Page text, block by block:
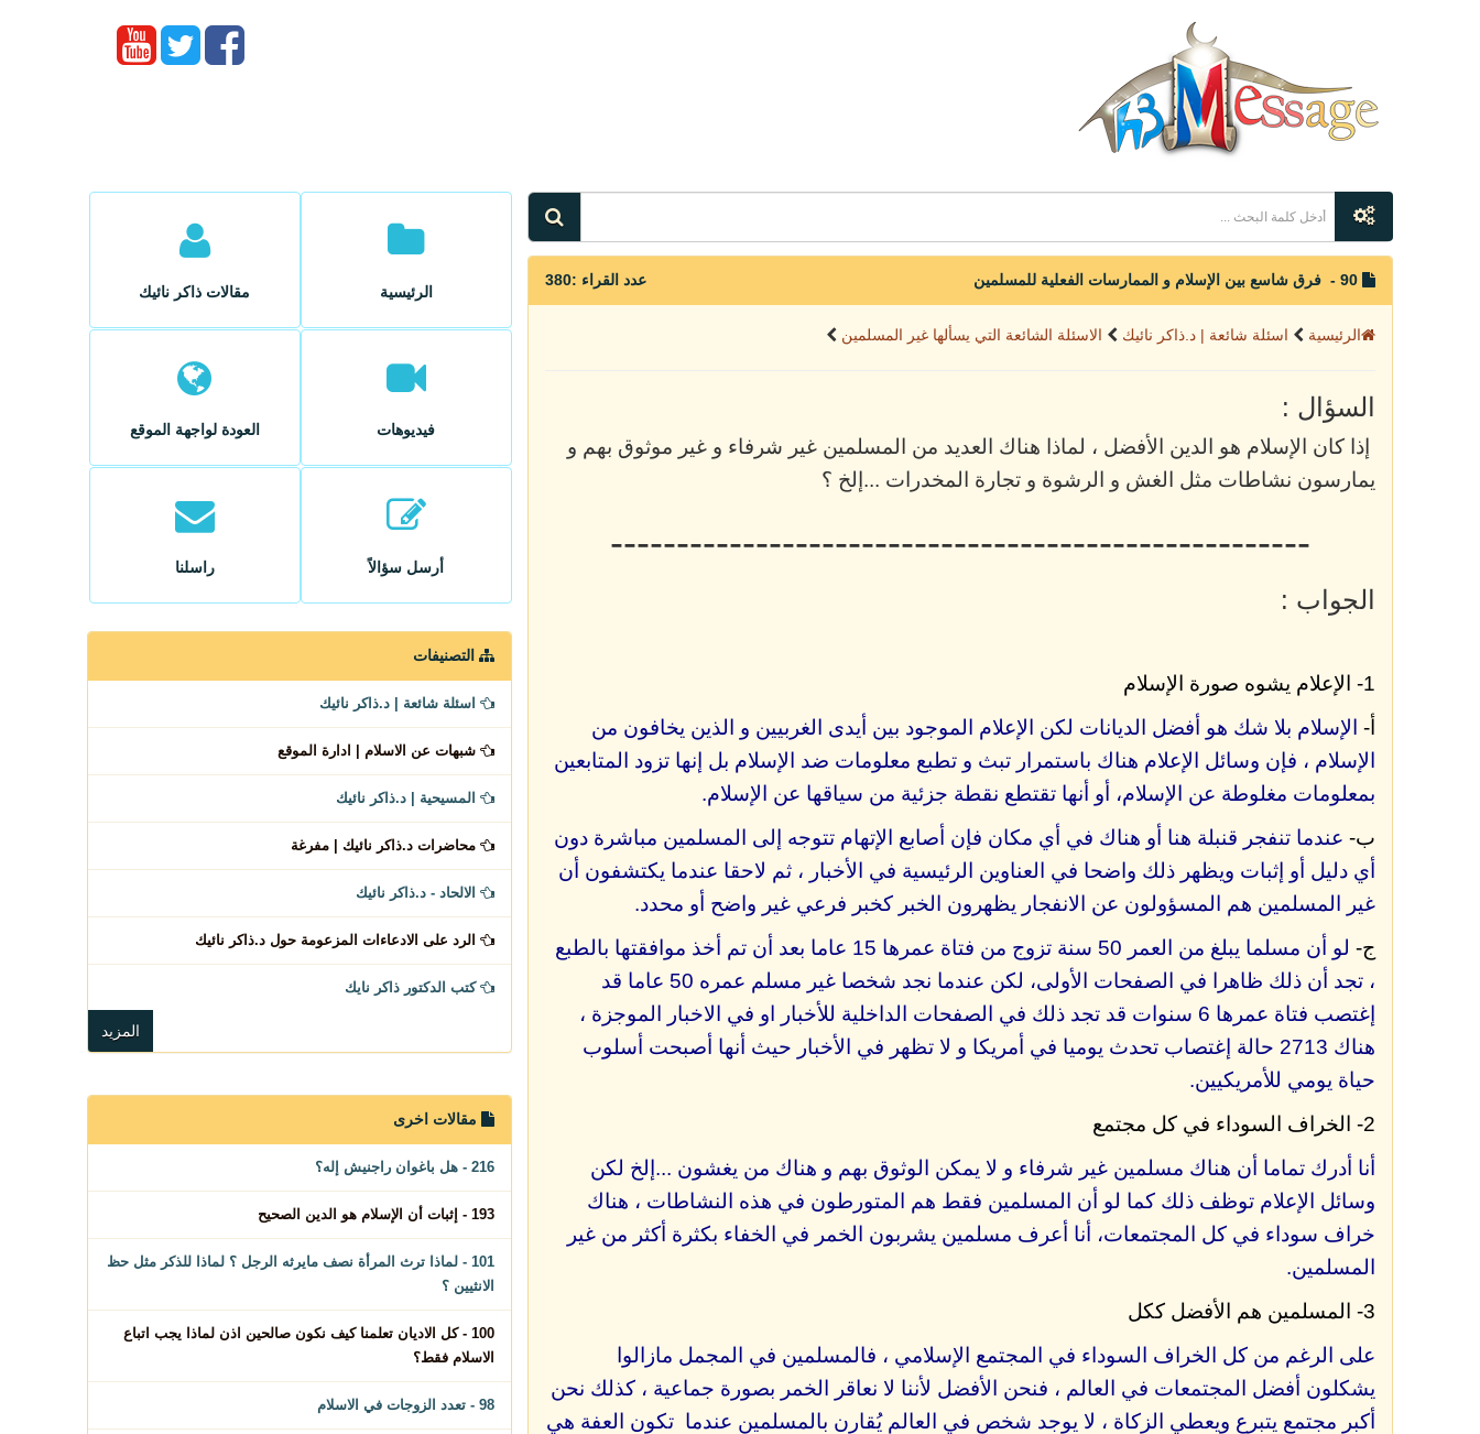
عدد القراء :380
الرئيسية اسئلة شائعة | د.ذاكر نائيك الاسئلة الشائعة التي يسألها غير المسلمين
السؤال :
إذا كان الإسلام هو الدين الأفضل ، لماذا هناك العديد من المسلمين غير شرفاء و غير موثوق بهم و
يمارسون نشاطات مثل الغش و الرشوة و تجارة المخدرات ...إلخ ؟
-----------------------------------------------------
الجواب :
1- الإعلام يشوه صورة الإسلام
أ‌- الإسلام بلا شك هو أفضل الديانات لكن الإعلام الموجود بين أيدى الغربيين و الذين يخافون من
اﻹسلام ، فإن وسائل الإعلام هناك باستمرار تبث و تطبع معلومات ضد الإسلام بل إنها تزود المتابعين
بمعلومات مغلوطة عن الإسلام، أو أنها تقتطع نقطة جزئية من سياقها عن الإسلام.
ب‌- عندما تنفجر قنبلة هنا أو هناك في أي مكان فإن أصابع الإتهام تتوجه إلى المسلمين مباشرة دون
أي دليل أو إثبات ويظهر ذلك واضحا في العناوين الرئيسية في الأخبار ، ثم لاحقا عندما يكتشفون أن
غير المسلمين هم المسؤولون عن الانفجار يظهرون الخبر كخبر فرعي غير واضح أو محدد.
ج-
لو أن مسلما يبلغ من العمر 50 سنة تزوج من فتاة عمرها 15 عاما بعد أن تم أخذ موافقتها بالطبع
، تجد أن ذلك ظاهرا في الصفحات الأولى، لكن عندما نجد شخصا غير مسلم عمره 50 عاما قد
إغتصب فتاة عمرها 6 سنوات قد تجد ذلك في الصفحات الداخلية للأخبار او في الاخبار الموجزة ،
هناك 2713 حالة إغتصاب تحدث يوميا في أمريكا و لا تظهر في الأخبار حيث أنها أصبحت أسلوب
حياة يومي للأمريكيين.
2- الخراف السوداء في كل مجتمع
أنا أدرك تماما أن هناك مسلمين غير شرفاء و لا يمكن الوثوق بهم و هناك من يغشون ...إلخ لكن
وسائل الإعلام توظف ذلك كما لو أن المسلمين فقط هم المتورطون في هذه النشاطات ، هناك
خراف سوداء في كل المجتمعات، أنا أعرف مسلمين يشربون الخمر في الخفاء بكثرة أكثر من غير
المسلمين.
3- المسلمين هم الأفضل ككل
على الرغم من كل الخراف السوداء في المجتمع الإسلامي ، فالمسلمين في المجمل مازالوا
يشكلون أفضل المجتمعات في العالم ، فنحن الأفضل ﻷننا لا نعاقر الخمر بصورة جماعية ، كذلك نحن
أكبر مجتمع يتبرع ويعطي الزكاة ، لا يوجد شخص في العالم يُقارن بالمسلمين عندما تكون العفة هي
الرئيسية مقالات ذاكر نائيك
فيديوهات العودة لواجهة الموقع
أرسل سؤالاً راسلنا
التصنيفات
اسئلة شائعة | د.ذاكر نائيك
شبهات عن الاسلام | ادارة الموقع
المسيحية | د.ذاكر نائيك
محاضرات د.ذاكر نائيك | مفرغة
الالحاد - د.ذاكر نائيك
الرد على الادعاءات المزعومة حول د.ذاكر نائيك
كتب الدكتور ذاكر نايك
المزيد
مقالات اخرى
216 - هل باغوان راجنيش إله؟
193 - إثبات أن الإسلام هو الدين الصحيح
101 - لماذا ترث المرأة نصف مايرثه الرجل ؟ لماذا للذكر مثل حظ
الانثيين ؟
100 - كل الاديان تعلمنا كيف نكون صالحين اذن لماذا يجب اتباع
الاسلام فقط؟
98 - تعدد الزوجات في الاسلام